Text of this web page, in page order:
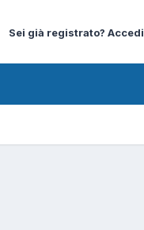
Sei già registrato? Accedi